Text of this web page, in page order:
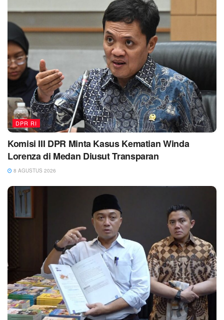
DPR RI
Komisi III DPR Minta Kasus Kematian Winda
Lorenza di Medan Diusut Transparan
8 AGUSTUS 2026